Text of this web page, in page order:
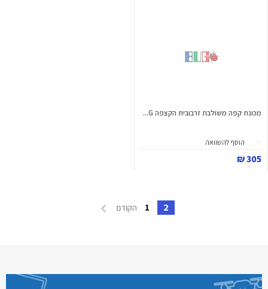
מכונת קפה משולבת זרבובית הקצפה G...
הוסף להשוואה
305 ₪
2
1 הקודם